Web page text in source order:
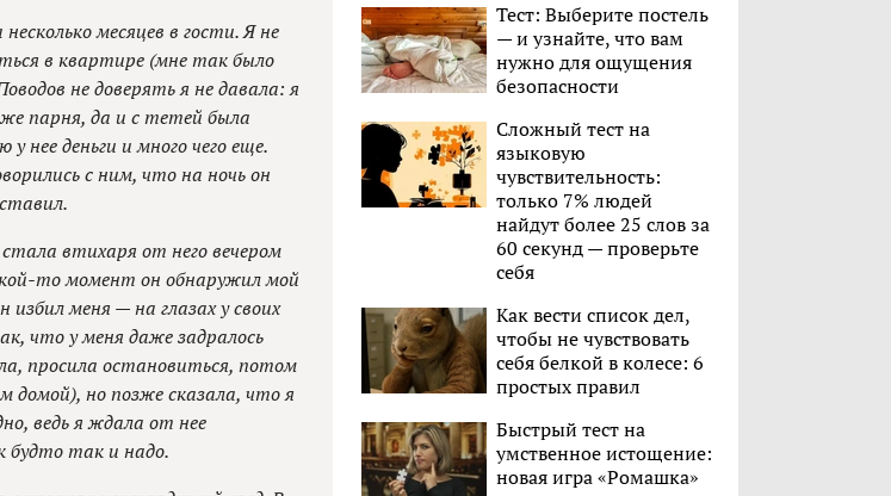
месяцев в гости. Я не
в квартире (мне так было
не доверять я не давала: я
парня, да и с тетей была
нее деньги и много чего еще.
с ним, что на ночь он
втихаря от него вечером
то момент он обнаружил мой
меня — на глазах у своих
что у меня даже задралось
просила остановиться, потом
домой), но позже сказала, что я
ведь я ждала от нее
будто так и надо.
Тест: Выберите постель
— и узнайте, что вам
нужно для ощущения
безопасности
Сложный тест на
языковую
чувствительность:
только 7% людей
найдут более 25 слов за
60 секунд — проверьте
себя
Как вести список дел,
чтобы не чувствовать
себя белкой в колесе: 6
простых правил
Быстрый тест на
умственное истощение:
новая игра «Ромашка»